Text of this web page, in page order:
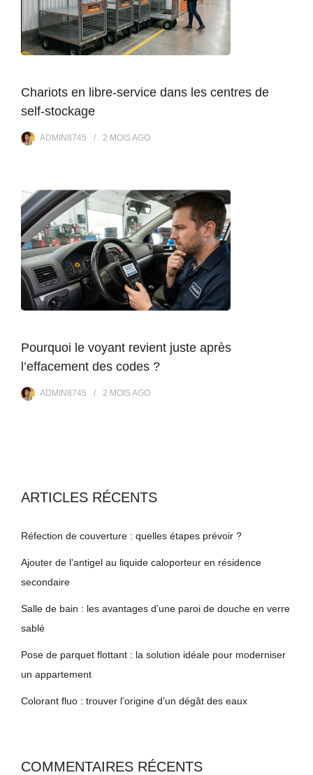
Chariots en libre-service dans les centres de
self-stockage
ADMIN8745 2 MOISAGO
Pourquoi le voyant revient juste après
l’effacement des codes ?
ADMIN8745 2 MOISAGO
ARTICLES RÉCENTS
Réfection de couverture : quelles étapes prévoir ?
Ajouter de l’antigel au liquide caloporteur en résidence
secondaire
Salle de bain : les avantages d’une paroi de douche en verre
sablé
Pose de parquet flottant : la solution idéale pour moderniser
un appartement
Colorant fluo : trouver l’origine d’un dégât des eaux
COMMENTAIRES RÉCENTS